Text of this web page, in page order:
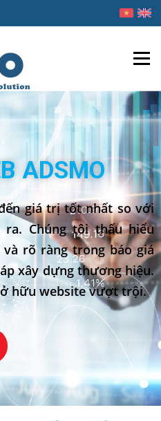
ADSMO
giá trị tốt nhất so với
Chúng tôi thấu hiểu
và rõ ràng trong báo giá
xây dựng thương hiệu.
hữu website vượt trội.